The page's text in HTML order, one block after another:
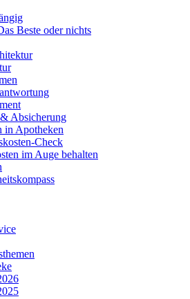
Beste oder nichts
Absicherung
in Apotheken
Check
im Auge behalten